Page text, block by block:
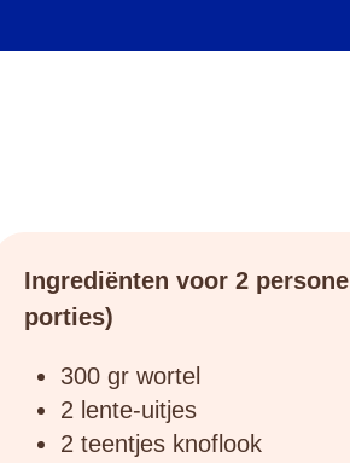
Ingrediënten voor 2
porties)
300 gr wortel
2 lente-uitjes
2 teentjes knoflook